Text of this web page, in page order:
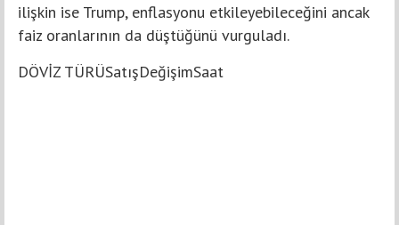
ilişkin ise Trump, enflasyonu etkileyebileceğini ancak
faiz oranlarının da düştüğünü vurguladı.
DÖVİZ TÜRÜSatışDeğişimSaat